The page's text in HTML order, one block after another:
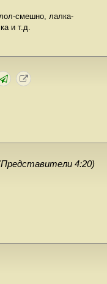
смешно, лалка-
и т.д.
4:20)